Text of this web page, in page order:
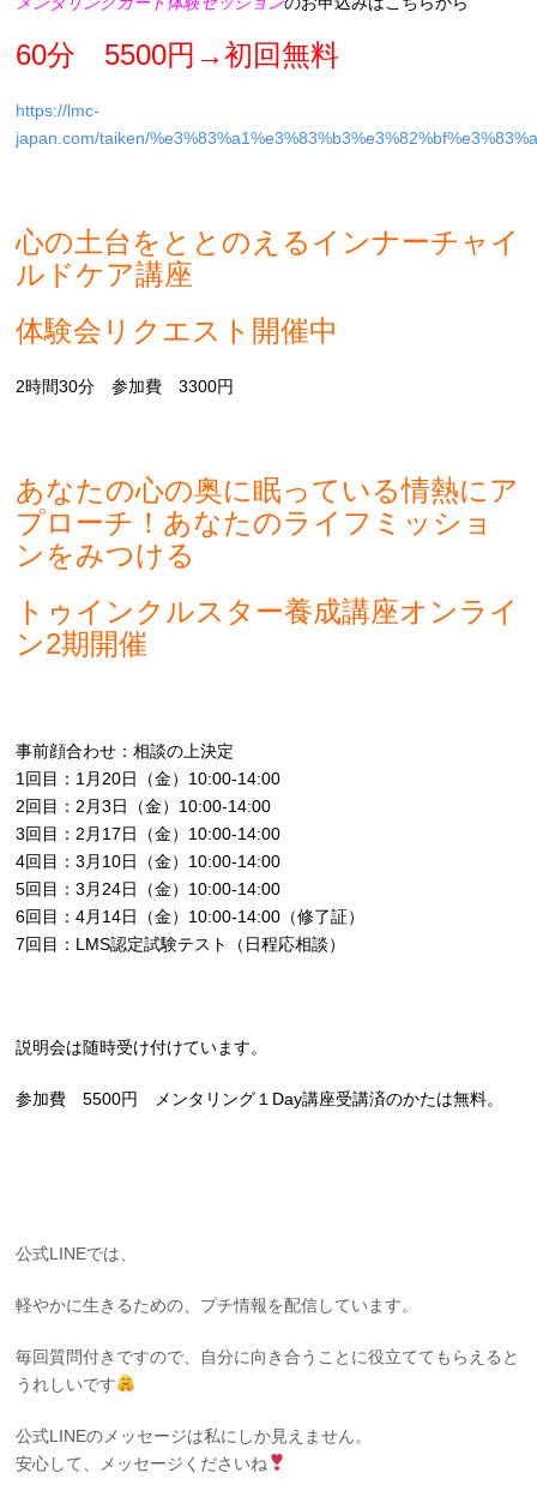
60分 5500円→初回無料
https://lmc-
japan.com/taiken/
心の土台をととのえるインナーチャイ
ルドケア講座
体験会リクエスト開催中
2時間30分 参加費 3300円
あなたの心の奥に眠っている情熱にア
プローチ！あなたのライフミッショ
ンをみつける
トゥインクルスター養成講座オンライ
ン2期開催
事前顔合わせ：相談の上決定
1回目：1月20日（金）10:00-14:00
2回目：2月3日（金）10:00-14:00
3回目：2月17日（金）10:00-14:00
4回目：3月10日（金）10:00-14:00
5回目：3月24日（金）10:00-14:00
6回目：4月14日（金）10:00-14:00（修了証）
7回目：LMS認定試験テスト（日程応相談）
説明会は随時受け付けています。
参加費 5500円 メンタリング１Day講座受講済のかたは無料。
公式LINEでは、
軽やかに生きるための、プチ情報を配信しています。
毎回質問付きですので、 自分に向き合うことに役立ててもらえると
うれしいです
公式LINEのメッセージは私にしか見えません。
安心して、メッセージくださいね